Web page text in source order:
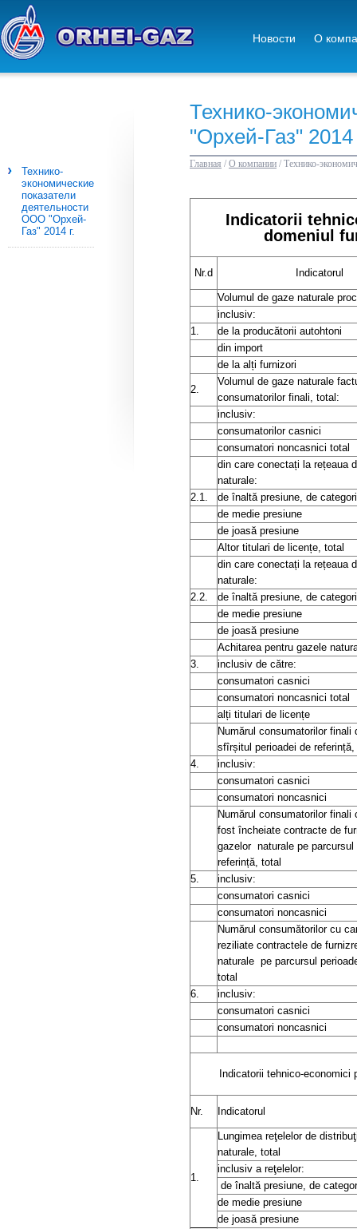
Новости О
Технико-
экономические
показатели
деятельности
ООО "Орхей-
Газ" 2014 г.
Технико-
"Орхей-Газ" 2014
Главная / О компании / Технико-
Indicatorii
domeniul
Nr.d Indicatorul
Volumul de gaze naturale
inclusiv:
1.
de la producătorii autohtoni
din import
de la alți furnizori
2.
Volumul de gaze naturale
consumatorilor finali, total:
inclusiv:
consumatorilor casnici
consumatori noncasnici total
din care conectați la rețeaua
naturale:
2.1.
de înaltă presiune, de
de medie presiune
de joasă presiune
Altor titulari de licențe, total
din care conectați la rețeaua
naturale:
2.2.
de înaltă presiune, de
de medie presiune
de joasă presiune
Achitarea pentru gazele
3.
inclusiv de către:
consumatori casnici
consumatori noncasnici total
alți titulari de licențe
Numărul consumatorilor finali
sfîrșitul perioadei de
4.
inclusiv:
consumatori casnici
consumatori noncasnici
Numărul consumatorilor finali
fost încheiate contracte de
gazelor naturale pe parcursul
referință, total
5.
inclusiv:
consumatori casnici
consumatori noncasnici
Numărul consumătorilor cu
reziliate contractele de
naturale pe parcursul
total
6.
inclusiv:
consumatori casnici
consumatori noncasnici
Indicatorii tehnico-economici
Nr. Indicatorul
1.
Lungimea reţelelor de
naturale, total
inclusiv a reţelelor:
de înaltă presiune, de
de medie presiune
de joasă presiune